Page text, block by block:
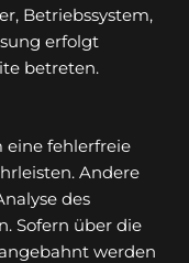
Betriebssystem,
erfolgt
betreten.
eine fehlerfreie
Andere
des
Sofern über die
werden